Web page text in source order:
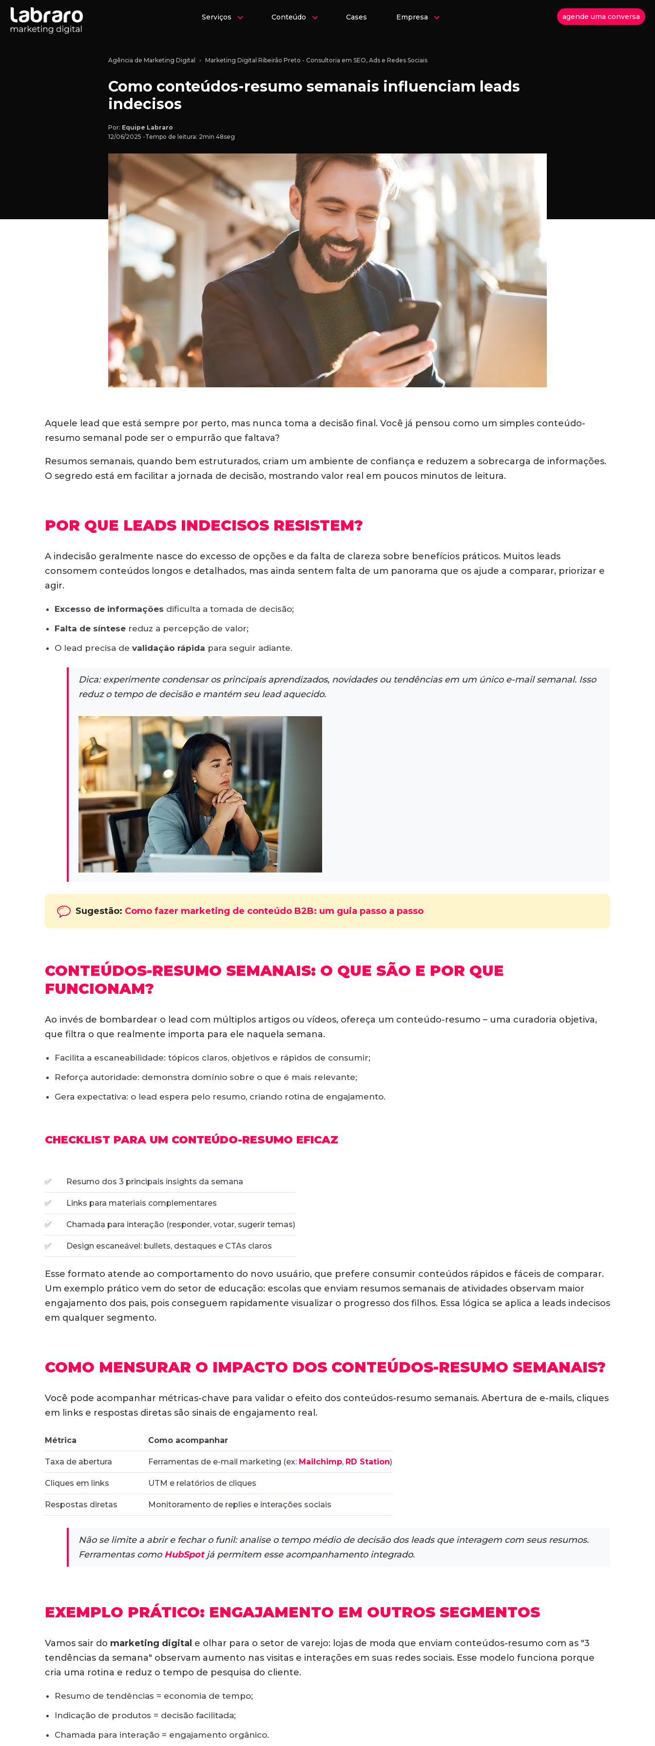
Serviços Conteúdo Cases Empresa agende uma conversa
Agência de Marketing Digital Marketing Digital Ribeirão Preto - Consultoria em SEO, Ads e Redes Sociais
Como conteúdos-resumo semanais influenciam leads
indecisos
Por: Equipe Labraro
12/06/2025 -Tempo de leitura: 2min 48seg
Aquele lead que está sempre por perto, mas nunca toma a decisão final. Você já pensou como um simples conteúdo-
resumo semanal pode ser o empurrão que faltava?
Resumos semanais, quando bem estruturados, criam um ambiente de confiança e reduzem a sobrecarga de informações.
O segredo está em facilitar a jornada de decisão, mostrando valor real em poucos minutos de leitura.
POR QUE LEADS INDECISOS RESISTEM?
A indecisão geralmente nasce do excesso de opções e da falta de clareza sobre benefícios práticos. Muitos leads
consomem conteúdos longos e detalhados, mas ainda sentem falta de um panorama que os ajude a comparar, priorizar e
agir.
Excesso de informações dificulta a tomada de decisão;
Falta de síntese reduz a percepção de valor;
O lead precisa de validação rápida para seguir adiante.
Dica: experimente condensar os principais aprendizados, novidades ou tendências em um único e-mail semanal. Isso
reduz o tempo de decisão e mantém seu lead aquecido.
Sugestão: Como fazer marketing de conteúdo B2B: um guia passo a passo
CONTEÚDOS-RESUMO SEMANAIS: O QUE SÃO E POR QUE
FUNCIONAM?
Ao invés de bombardear o lead com múltiplos artigos ou vídeos, ofereça um conteúdo-resumo – uma curadoria objetiva,
que filtra o que realmente importa para ele naquela semana.
Facilita a escaneabilidade: tópicos claros, objetivos e rápidos de consumir;
Reforça autoridade: demonstra domínio sobre o que é mais relevante;
Gera expectativa: o lead espera pelo resumo, criando rotina de engajamento.
CHECKLIST PARA UM CONTEÚDO-RESUMO EFICAZ
✅ Resumo dos 3 principais insights da semana
✅ Links para materiais complementares
✅ Chamada para interação (responder, votar, sugerir temas)
✅ Design escaneável: bullets, destaques e CTAs claros
Esse formato atende ao comportamento do novo usuário, que prefere consumir conteúdos rápidos e fáceis de comparar.
Um exemplo prático vem do setor de educação: escolas que enviam resumos semanais de atividades observam maior
engajamento dos pais, pois conseguem rapidamente visualizar o progresso dos filhos. Essa lógica se aplica a leads indecisos
em qualquer segmento.
COMO MENSURAR O IMPACTO DOS CONTEÚDOS-RESUMO SEMANAIS?
Você pode acompanhar métricas-chave para validar o efeito dos conteúdos-resumo semanais. Abertura de e-mails, cliques
em links e respostas diretas são sinais de engajamento real.
Métrica Como acompanhar
Taxa de abertura Ferramentas de e-mail marketing (ex: Mailchimp, RD Station)
Cliques em links UTM e relatórios de cliques
Respostas diretas Monitoramento de replies e interações sociais
Não se limite a abrir e fechar o funil: analise o tempo médio de decisão dos leads que interagem com seus resumos.
Ferramentas como HubSpotjá permitem esse acompanhamento integrado.
EXEMPLO PRÁTICO: ENGAJAMENTO EM OUTROS SEGMENTOS
Vamos sair do marketing digital e olhar para o setor de varejo: lojas de moda que enviam conteúdos-resumo com as "3
tendências da semana" observam aumento nas visitas e interações em suas redes sociais. Esse modelo funciona porque
cria uma rotina e reduz o tempo de pesquisa do cliente.
Resumo de tendências = economia de tempo;
Indicação de produtos = decisão facilitada;
Chamada para interação = engajamento orgânico.